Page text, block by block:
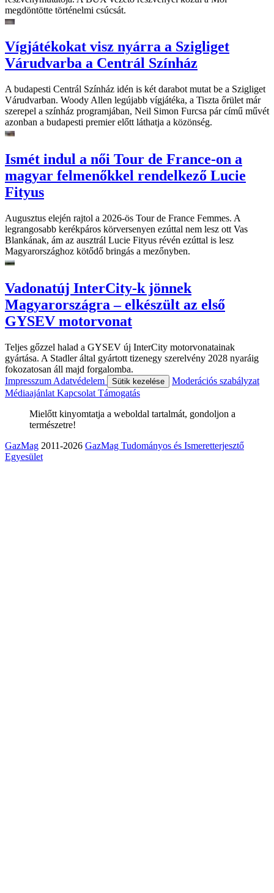
megdöntötte történelmi csúcsát.
Vígjátékokat visz nyárra a Szigliget
Várudvarba a Centrál Színház
A budapesti Centrál Színház idén is két darabot mutat be a Szigliget
Várudvarban. Woody Allen legújabb vígjátéka, a Tiszta őrület már
szerepel a színház programjában, Neil Simon Furcsa pár című művét
azonban a budapesti premier előtt láthatja a közönség.
Ismét indul a női Tour de France-on a
magyar felmenőkkel rendelkező Lucie
Fityus
Augusztus elején rajtol a 2026-ös Tour de France Femmes. A
legrangosabb kerékpáros körversenyen ezúttal nem lesz ott Vas
Blankának, ám az ausztrál Lucie Fityus révén ezúttal is lesz
Magyarországhoz kötődő bringás a mezőnyben.
Vadonatúj InterCity-k jönnek
Magyarországra – elkészült az első
GYSEV motorvonat
Teljes gőzzel halad a GYSEV új InterCity motorvonatainak
gyártása. A Stadler által gyártott tizenegy szerelvény 2028 nyaráig
fokozatosan áll majd forgalomba.
Impresszum Adatvédelem Sütik kezelése
Moderációs szabályzat
Médiaajánlat Kapcsolat Támogatás
Mielőtt kinyomtatja a weboldal tartalmát, gondoljon a
természetre!
GazMag 2011-2026 GazMag Tudományos és Ismeretterjesztő
Egyesület